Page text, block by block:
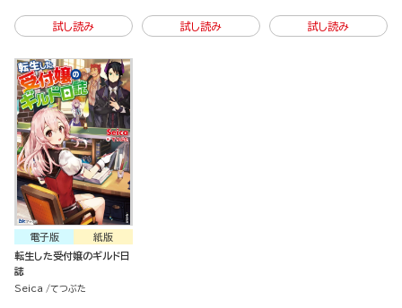
試し読み 試し読み 試し読み
紙版
電子版
転生した受付嬢のギルド日
誌
Seica てつぶた